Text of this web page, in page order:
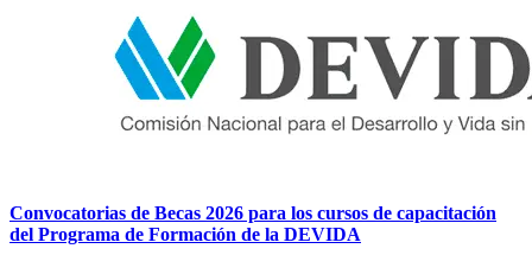
Convocatorias de Becas 2026 para los cursos de capacitación
del Programa de Formación de la DEVIDA